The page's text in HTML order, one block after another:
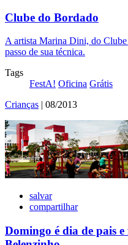
Clube do Bordado
A artista Marina Dini, do Clube
passo de sua técnica.
Tags
FestA! Oficina Grátis
Crianças | 08/2013
salvar
compartilhar
Domingo é dia de pais